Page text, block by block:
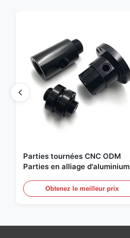
Parties tournées CNC ODM
Parties en alliage d'aluminium
Obtenez le meilleur prix